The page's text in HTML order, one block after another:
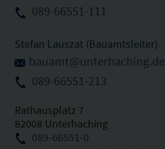
089-66551-111
Stefan Lauszat (Bauamtsleiter)
bauamt@unterhaching.de
089-66551-213
Rathausplatz 7
82008 Unterhaching
089-66551-0